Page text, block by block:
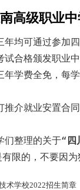
高级职业
均可通过参加
合格颁发职业
学费全免，每
介就业安置合
整理的关于“ 四
限的，不要因
术学校2022招生简章